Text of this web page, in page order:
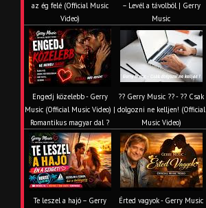
az ég felé (Official Music
Video)
– Levél a távolból | Gerry
Music
Engedj közelebb - Gerry
Music (Official Music Video) |
Romantikus magyar dal ?
?? Gerry Music ?? - ?? Csak
dolgozni ne kelljen! (Official
Music Video)
Te leszel a hajó – Gerry
Érted vagyok - Gerry Music